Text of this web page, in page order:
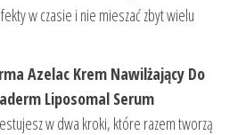
w czasie i nie mieszać zbyt wielu
Azelac Krem Nawilżający Do
Liposomal Serum
w dwa kroki, które razem tworzą